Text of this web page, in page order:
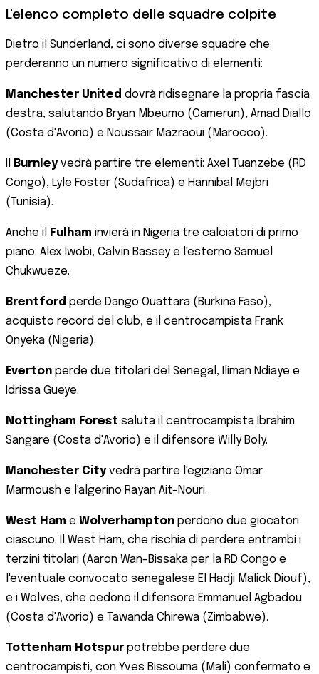
L'elenco completo delle squadre colpite
Dietro il Sunderland, ci sono diverse squadre che
perderanno un numero significativo di elementi:
Manchester United dovrà ridisegnare la propria fascia
destra, salutando Bryan Mbeumo (Camerun), Amad Diallo
(Costa d'Avorio) e Noussair Mazraoui (Marocco).
Burnley vedrà partire tre elementi: Axel Tuanzebe (RD
Congo), Lyle Foster (Sudafrica) e Hannibal Mejbri
(Tunisia).
Anche il Fulham invierà in Nigeria tre calciatori di primo
piano: Alex Iwobi, Calvin Bassey e l'esterno Samuel
Chukwueze.
Brentford perde Dango Ouattara (Burkina Faso),
acquisto record del club, e il centrocampista Frank
Onyeka (Nigeria).
Everton perde due titolari del Senegal, Iliman Ndiaye e
Idrissa Gueye.
Nottingham Forest saluta il centrocampista Ibrahim
Sangare (Costa d'Avorio) e il difensore Willy Boly.
Manchester City vedrà partire l'egiziano Omar
Marmoush e l'algerino Rayan Ait-Nouri.
West Ham e Wolverhampton perdono due giocatori
ciascuno. Il West Ham, che rischia di perdere entrambi i
terzini titolari (Aaron Wan-Bissaka per la RD Congo e
l'eventuale convocato senegalese El Hadji Malick Diouf),
e i Wolves, che cedono il difensore Emmanuel Agbadou
(Costa d'Avorio) e Tawanda Chirewa (Zimbabwe).
Tottenham Hotspur potrebbe perdere due
centrocampisti, con Yves Bissouma (Mali) confermato e